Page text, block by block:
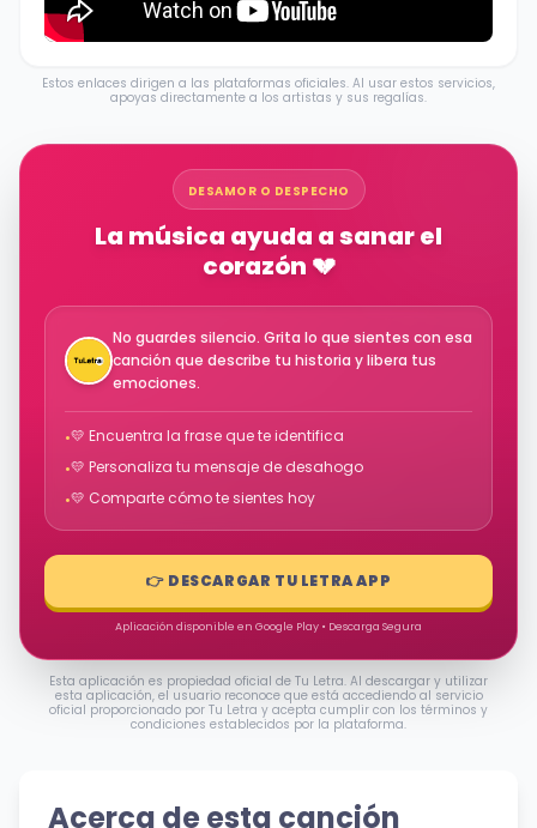
Estos enlaces dirigen a las plataformas oficiales. Al usar estos servicios,
apoyas directamente a los artistas y sus regalías.
DESAMOR O DESPECHO
La música ayuda a sanar el
corazón 💔
No guardes silencio. Grita lo que sientes con esa
canción que describe tu historia y libera tus
emociones.
•💛 Encuentra la frase que te identifica
•💛 Personaliza tu mensaje de desahogo
•💛 Comparte cómo te sientes hoy
👉 DESCARGAR TU LETRA APP
Aplicación disponible en Google Play • Descarga Segura
Esta aplicación es propiedad oficial de Tu Letra. Al descargar y utilizar
esta aplicación, el usuario reconoce que está accediendo al servicio
oficial proporcionado por Tu Letra y acepta cumplir con los términos y
condiciones establecidos por la plataforma.
Acerca de esta canción